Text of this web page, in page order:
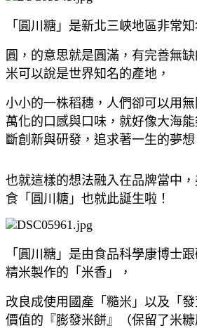
「圓川糖」是新北三峽地區非常
圓，的意思就是圓滿，有完善無
米可以說是世界知名的產地，
小小的一株稻穗，人們卻可以用
萬化的口感與口味，就好像大海
斷創新與研發，追求著一生的夢想
也就這樣的想法融入在品牌當中
食「圓川糖」也就此誕生啦！
「圓川糖」是由食品科學康博士
精米製作的「米香」，
改良成使用國產「糙米」以及「
價值的『膨發米餅』（保留了米糠